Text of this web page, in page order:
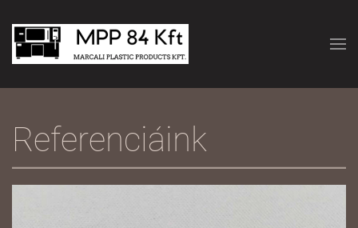
Skip to main content
Referenciáink